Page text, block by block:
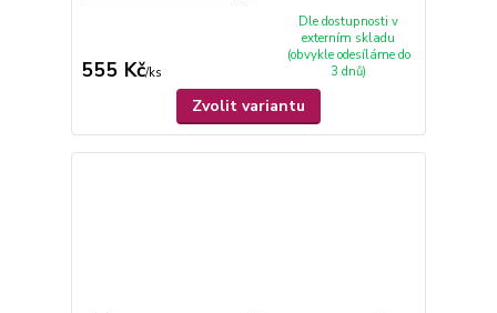
555 Kč/ks
Dle dostupnosti v
externím skladu
(obvykle odesíláme do
3 dnů)
Zvolit variantu